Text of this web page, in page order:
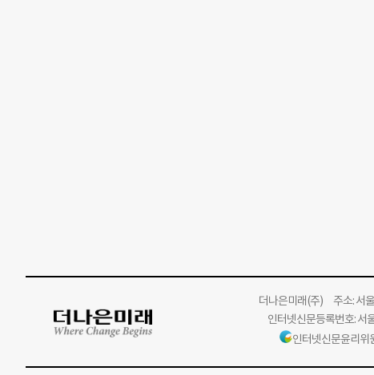
더나은미래(주)주소: 서울
인터넷신문등록번호:
인터넷신문윤리위